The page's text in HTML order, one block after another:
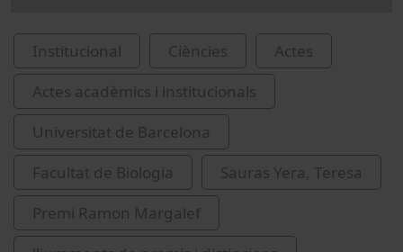
Institucional Ciències
Actes
Actes acadèmics i institucionals
Universitat de Barcelona
Facultat de Biologia
Sauras Yera, Teresa
Premi Ramon Margalef